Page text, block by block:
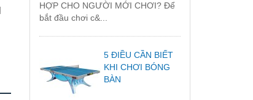
HỢP CHO NGƯỜI MỚI CHƠI? Để
bắt đầu chơi c&...
5 ĐIỀU CẦN BIẾT
KHI CHƠI BÓNG
BÀN